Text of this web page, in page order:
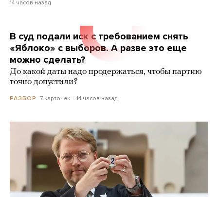
14 часов назад
В суд подали иск с требованием снять
«Яблоко» с выборов. А разве это еще
можно сделать?
До какой даты надо продержаться, чтобы партию
точно допустили?
РАЗБОР 7 карточек 14 часов назад